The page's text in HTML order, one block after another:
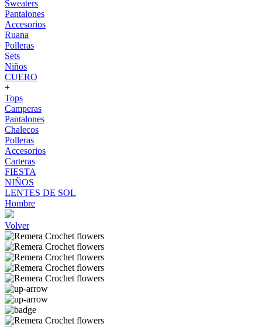
Sweaters
Pantalones
Accesorios
Ruana
Polleras
Sets
Niños
CUERO
+
Tops
Camperas
Pantalones
Chalecos
Polleras
Accesorios
Carteras
FIESTA
NIÑOS
LENTES DE SOL
Hombre
Volver